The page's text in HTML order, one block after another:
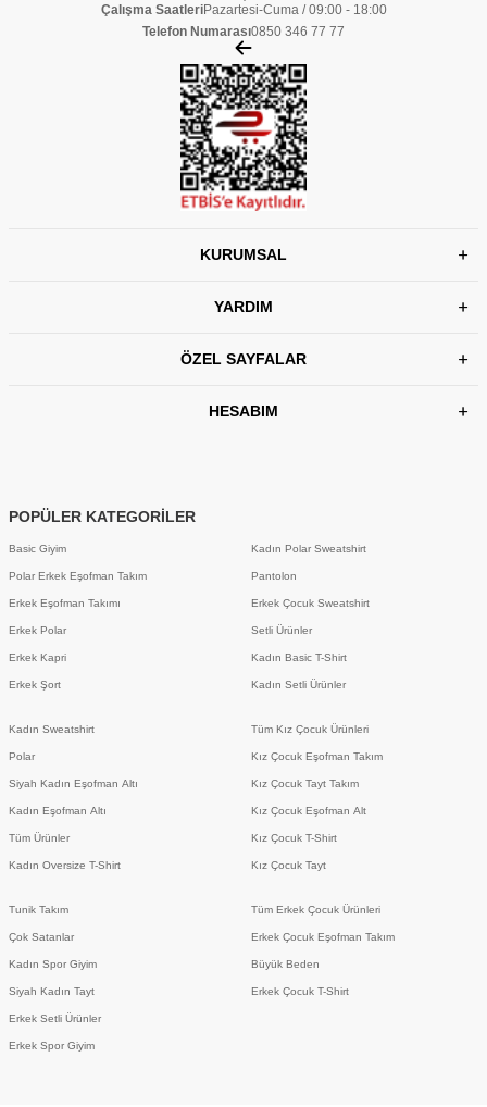
Çalışma SaatleriPazartesi-Cuma / 09:00 - 18:00
Telefon Numarası0850 346 77 77
KURUMSAL
YARDIM
ÖZEL SAYFALAR
HESABIM
POPÜLER KATEGORİLER
Basic Giyim
Polar Erkek Eşofman Takım
Erkek Eşofman Takımı
Erkek Polar
Erkek Kapri
Erkek Şort
Kadın Sweatshirt
Polar
Siyah Kadın Eşofman Altı
Kadın Eşofman Altı
Tüm Ürünler
Kadın Oversize T-Shirt
Tunik Takım
Çok Satanlar
Kadın Spor Giyim
Siyah Kadın Tayt
Erkek Setli Ürünler
Erkek Spor Giyim
Kadın Polar Sweatshirt
Pantolon
Erkek Çocuk Sweatshirt
Setli Ürünler
Kadın Basic T-Shirt
Kadın Setli Ürünler
Tüm Kız Çocuk Ürünleri
Kız Çocuk Eşofman Takım
Kız Çocuk Tayt Takım
Kız Çocuk Eşofman Alt
Kız Çocuk T-Shirt
Kız Çocuk Tayt
Tüm Erkek Çocuk Ürünleri
Erkek Çocuk Eşofman Takım
Büyük Beden
Erkek Çocuk T-Shirt